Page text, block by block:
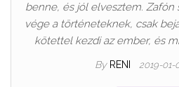
benne, és jól elvesztem. Zafón
vége a történeteknek, csak
kötettel kezdi az ember, és
By RENI 2019-01-